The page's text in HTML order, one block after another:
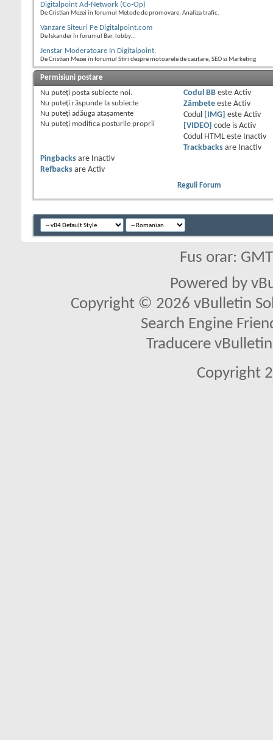
Digitalpoint Ad-Network (Co-Op)
De Cristian Mezei în forumul Metode de promovare, Analiza trafic.
Vanzare Siteuri Pe Digitalpoint.com
De Iskander în forumul Bar, lobby...
Jenstar Moderatoare In Digitalpoint.
De Cristian Mezei în forumul Stiri despre motoarele de cautare, SEO si Marketing
Permisiuni postare
Nu puteţi posta subiecte noi.
Nu puteţi răspunde la subiecte
Nu puteţi adăuga ataşamente
Nu puteţi modifica posturile proprii
Codul BBeste Activ
Zâmbeteeste Activ
Codul
[IMG] este Activ
[VIDEO]
code is Activ
Codul HTML este
Inactiv
Trackbacksare
Inactiv
Pingbacks are
Inactiv
Refbacks are Activ
Reguli Forum
Fus orar:
Powered by
Copyright © 2026 vBulletin
Search Engine
Traducere
Copyright